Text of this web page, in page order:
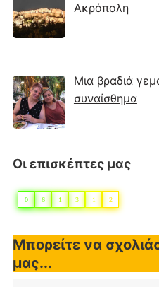
Ακρόπολη
Μια βραδιά
συναίσθημα
Οι επισκέπτες μας
0 6 1 3 1 2
Μπορείτε να
μας...